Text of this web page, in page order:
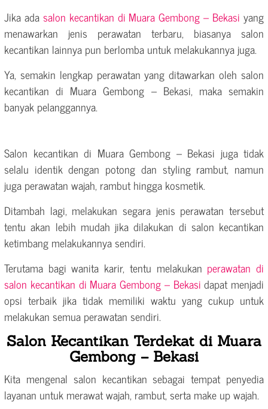
Jika ada salon kecantikan di Muara Gembong – Bekasi yang
menawarkan jenis perawatan terbaru, biasanya salon
kecantikan lainnya pun berlomba untuk melakukannya juga.
Ya, semakin lengkap perawatan yang ditawarkan oleh salon
kecantikan di Muara Gembong – Bekasi, maka semakin
banyak pelanggannya.
Salon kecantikan di Muara Gembong – Bekasi juga tidak
selalu identik dengan potong dan styling rambut, namun
juga perawatan wajah, rambut hingga kosmetik.
Ditambah lagi, melakukan segara jenis perawatan tersebut
tentu akan lebih mudah jika dilakukan di salon kecantikan
ketimbang melakukannya sendiri.
Terutama bagi wanita karir, tentu melakukan perawatan di
salon kecantikan di Muara Gembong – Bekasi dapat menjadi
opsi terbaik jika tidak memiliki waktu yang cukup untuk
melakukan semua perawatan sendiri.
Salon Kecantikan Terdekat di Muara
Gembong – Bekasi
Kita mengenal salon kecantikan sebagai tempat penyedia
layanan untuk merawat wajah, rambut, serta make up wajah.